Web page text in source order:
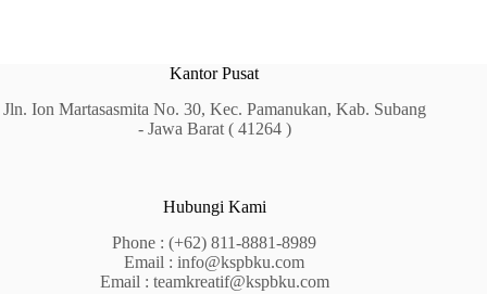
Kantor Pusat
Jln. Ion Martasasmita No. 30, Kec. Pamanukan, Kab. Subang
- Jawa Barat ( 41264 )
Hubungi Kami
Phone :(+62) 811-8881-8989
Email :info@kspbku.com
Email : teamkreatif@kspbku.com